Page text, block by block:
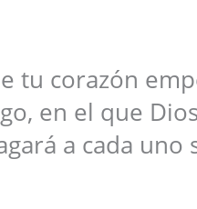
tu corazón
en el que
a cada uno